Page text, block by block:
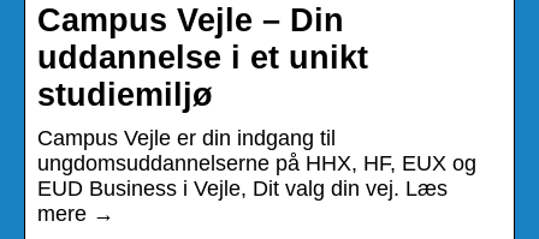
Campus Vejle – Din
uddannelse i et unikt
studiemiljø
Campus Vejle er din indgang til
ungdomsuddannelserne på HHX, HF, EUX og
EUD Business i Vejle, Dit valg din vej. Læs
mere →